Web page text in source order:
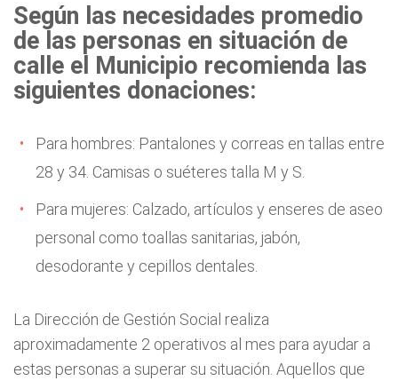
Según las necesidades promedio
de las personas en situación de
calle el Municipio recomienda las
siguientes donaciones:
Para hombres: Pantalones y correas en tallas entre
28 y 34. Camisas o suéteres talla M y S.
Para mujeres: Calzado, artículos y enseres de aseo
personal como toallas sanitarias, jabón,
desodorante y cepillos dentales.
La Dirección de Gestión Social realiza
aproximadamente 2 operativos al mes para ayudar a
estas personas a superar su situación. Aquellos que